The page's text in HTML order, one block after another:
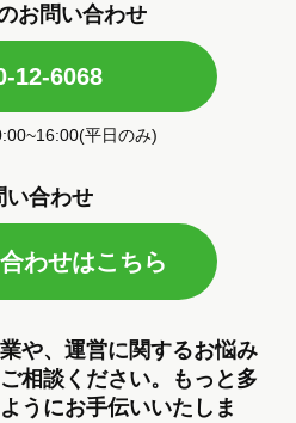
お問い合わせ
12-6068
平日のみ)
い合わせ
わせはこちら
や、運営に関するお悩み
相談ください。もっと多
うにお手伝いいたしま